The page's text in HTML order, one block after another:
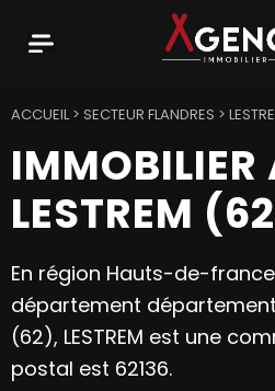
ACCUEIL> SECTEUR FLANDRES >
IMMOBILIER
LESTREM
En région Hauts-de-
département département
(62), LESTREM est une
postal est 62136.